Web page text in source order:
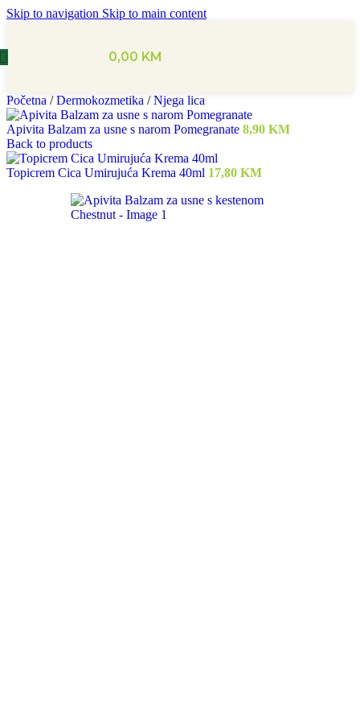
Skip to navigation Skip to main content
0,00 KM
Početna / Dermokozmetika / Njega lica
Apivita Balzam za usne s narom Pomegranate 8,90 KM
Back to products
Topicrem Cica Umirujuća Krema 40ml 17,80 KM